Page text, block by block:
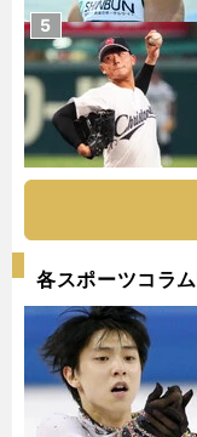
5
各スポーツコラ